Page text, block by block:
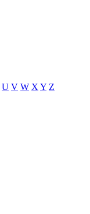
U V W X Y Z